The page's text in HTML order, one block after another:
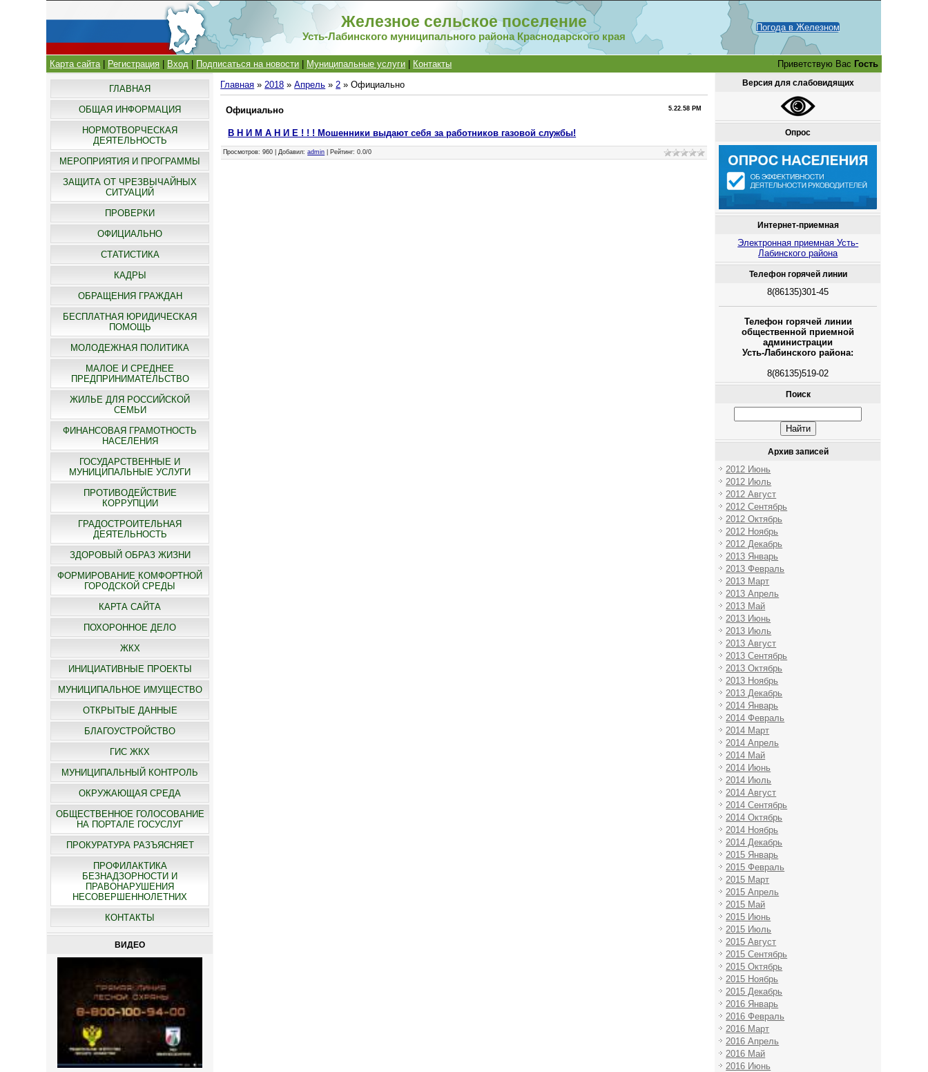
Железное сельское поселение
Усть-Лабинского муниципального района Краснодарского края
Погода в Железном
Карта сайта| Регистрация Вход Подписаться на новости Муниципальные услуги Контакты Приветствую Вас Гость
ГЛАВНАЯ
ОБЩАЯ ИНФОРМАЦИЯ
НОРМОТВОРЧЕСКАЯ
ДЕЯТЕЛЬНОСТЬ
МЕРОПРИЯТИЯ И ПРОГРАММЫ
ЗАЩИТА ОТ ЧРЕЗВЫЧАЙНЫХ
СИТУАЦИЙ
ПРОВЕРКИ
ОФИЦИАЛЬНО
СТАТИСТИКА
КАДРЫ
ОБРАЩЕНИЯ ГРАЖДАН
БЕСПЛАТНАЯ ЮРИДИЧЕСКАЯ
ПОМОЩЬ
МОЛОДЕЖНАЯ ПОЛИТИКА
МАЛОЕ И СРЕДНЕЕ
ПРЕДПРИНИМАТЕЛЬСТВО
ЖИЛЬЕ ДЛЯ РОССИЙСКОЙ
СЕМЬИ
ФИНАНСОВАЯ ГРАМОТНОСТЬ
НАСЕЛЕНИЯ
ГОСУДАРСТВЕННЫЕ И
МУНИЦИПАЛЬНЫЕ УСЛУГИ
ПРОТИВОДЕЙСТВИЕ
КОРРУПЦИИ
ГРАДОСТРОИТЕЛЬНАЯ
ДЕЯТЕЛЬНОСТЬ
ЗДОРОВЫЙ ОБРАЗ ЖИЗНИ
ФОРМИРОВАНИЕ КОМФОРТНОЙ
ГОРОДСКОЙ СРЕДЫ
КАРТА САЙТА
ПОХОРОННОЕ ДЕЛО
ЖКХ
ИНИЦИАТИВНЫЕ ПРОЕКТЫ
МУНИЦИПАЛЬНОЕ ИМУЩЕСТВО
ОТКРЫТЫЕ ДАННЫЕ
БЛАГОУСТРОЙСТВО
ГИС ЖКХ
МУНИЦИПАЛЬНЫЙ КОНТРОЛЬ
ОКРУЖАЮЩАЯ СРЕДА
ОБЩЕСТВЕННОЕ ГОЛОСОВАНИЕ
НА ПОРТАЛЕ ГОСУСЛУГ
ПРОКУРАТУРА РАЗЪЯСНЯЕТ
ПРОФИЛАКТИКА
БЕЗНАДЗОРНОСТИ И
ПРАВОНАРУШЕНИЯ
НЕСОВЕРШЕННОЛЕТНИХ
КОНТАКТЫ
ВИДЕО
Главная »2018 » Апрель » 2 » Официально
5.22.58 PM
Официально
В Н И М А Н И Е ! ! ! Мошенники выдают себя за работников газовой службы!
Просмотров: 960 |Добавил:admin Рейтинг:0.0/0
Версия для слабовидящих
Опрос
Интернет-приемная
Электронная приемная Усть-
Лабинского района
Телефон горячей линии
8(86135)301-45
Телефон горячей линии
общественной приемной
администрации
Усть-Лабинского района:
8(86135)519-02
Поиск
Архив записей
2012 Июнь
2012 Июль
2012 Август
2012 Сентябрь
2012 Октябрь
2012 Ноябрь
2012 Декабрь
2013 Январь
2013 Февраль
2013 Март
2013 Апрель
2013 Май
2013 Июнь
2013 Июль
2013 Август
2013 Сентябрь
2013 Октябрь
2013 Ноябрь
2013 Декабрь
2014 Январь
2014 Февраль
2014 Март
2014 Апрель
2014 Май
2014 Июнь
2014 Июль
2014 Август
2014 Сентябрь
2014 Октябрь
2014 Ноябрь
2014 Декабрь
2015 Январь
2015 Февраль
2015 Март
2015 Апрель
2015 Май
2015 Июнь
2015 Июль
2015 Август
2015 Сентябрь
2015 Октябрь
2015 Ноябрь
2015 Декабрь
2016 Январь
2016 Февраль
2016 Март
2016 Апрель
2016 Май
2016 Июнь